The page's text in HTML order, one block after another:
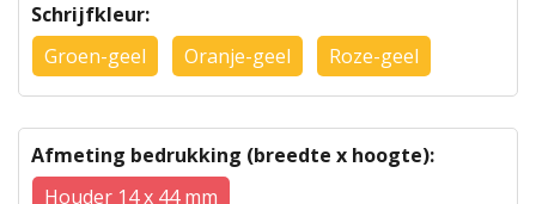
Schrijfkleur:
Groen-geel
Oranje-geel Roze-geel
Afmeting bedrukking (breedte x hoogte):
Houder 14 x 44 mm